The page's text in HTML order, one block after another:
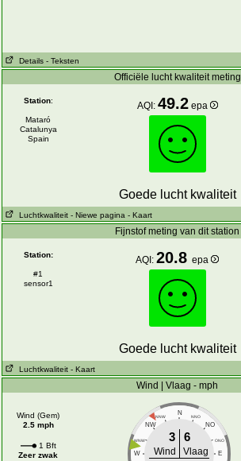
Details - Teksten
Officiële lucht kwaliteit meting
Station:
Mataró
Catalunya
Spain
AQI: 49.2 epa
Goede lucht kwaliteit
Luchtkwaliteit - Niewe pagina - Kaart
Fijnstof meting van dit station
Station:
#1
sensor1
AQI:20.8epa
Goede lucht kwaliteit
Luchtkwaliteit - Kaart
Wind | Vlaag - mph
Wind (Gem)
2.5 mph
1 Bft
Zeer zwak
N
NNW NNO
NW NO
WNW ONO
W E
3 6
Wind
Vlaag